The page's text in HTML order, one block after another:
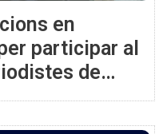
en
participar al
de